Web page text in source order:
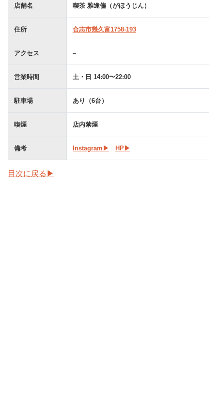
店舗名 喫茶 雅逢儘（がほうじん）
住所 合志市幾久富1758-193
アクセス –
営業時間 土・日 14:00〜22:00
駐車場 あり（6台）
喫煙 店内禁煙
備考 Instagram▶︎ HP▶︎
目次に戻る▶︎